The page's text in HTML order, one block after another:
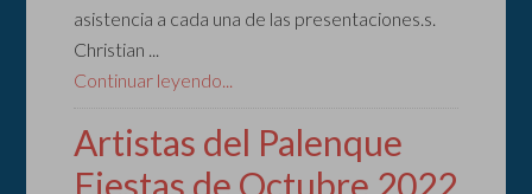
asistencia a cada una de las presentaciones.s.
Christian ...
Continuar leyendo...
Artistas del Palenque
Fiestas de Octubre 2022